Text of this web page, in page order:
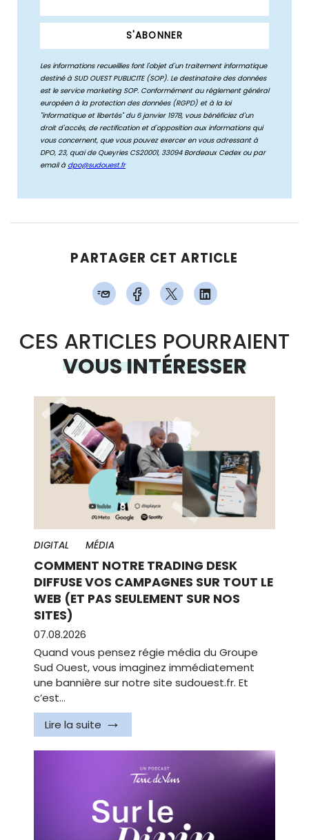
PARTAGER CET ARTICLE
CES ARTICLES POURRAIENT
VOUS INTÉRESSER
DIGITAL MÉDIA
COMMENT NOTRE TRADING DESK
DIFFUSE VOS CAMPAGNES SUR TOUT LE
WEB (ET PAS SEULEMENT SUR NOS
SITES)
07.08.2026
Quand vous pensez régie média du Groupe
Sud Ouest, vous imaginez immédiatement
une bannière sur notre site sudouest.fr. Et
c’est…
Lire la suite